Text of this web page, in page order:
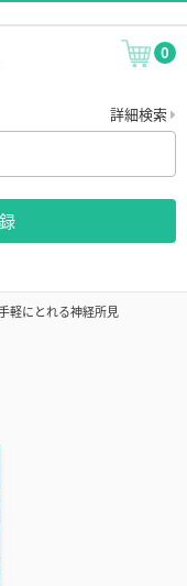
0
詳細検索
軽にとれる神経所見